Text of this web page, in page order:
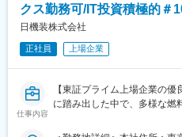
・0から構築できる環境
既存のルールや慣習に縛られ
で設計・構築できます。整備
断を存分に活かせるポジショ
変更の範囲：会社の定める業
・ベンダーコントロール
以下プロジェクトのいずれか
・ネットワーク、サーバー更
・全社ポータルサイト更改
クス勤務可/IT投資積極的＃
日機装株式会社
正社員 上場企業
仕事内容
【東証プライム上場企業の
に踏み出した中で、多様な燃
性抜群です】